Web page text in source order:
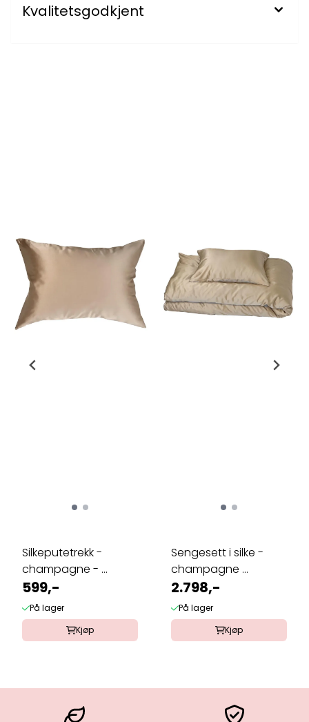
Kvalitetsgodkjent
Silkeputetrekk -
champagne - ...
599,-
På lager
Kjøp
Sengesett i silke -
champagne ...
2.798,-
På lager
Kjøp